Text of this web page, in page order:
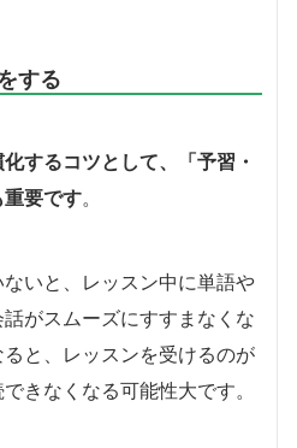
する
するコツとして、「予習・
要です。
いと、レッスン中に単語や
がスムーズにすすまなくな
と、レッスンを受けるのが
きなくなる可能性大です。